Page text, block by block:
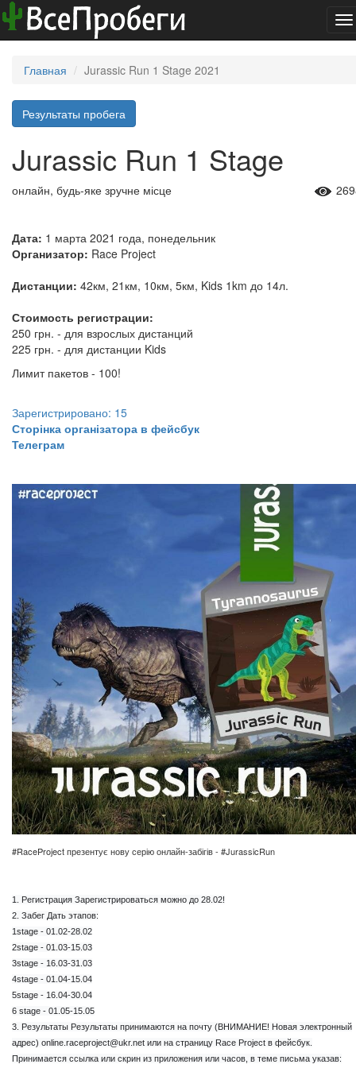
Главная Jurassic Run 1 Stage 2021
Результаты пробега
Jurassic Run 1 Stage
онлайн, будь-яке зручне місце
Дата: 1 марта 2021 года, понедельник
Организатор: Race Project
Дистанции: 42км, 21км, 10км, 5км, Kids 1km до 14л.
Стоимость регистрации:
250 грн. - для взрослых дистанций
225 грн. - для дистанции Kids
Лимит пакетов - 100!
Зарегистрировано: 15
Сторінка організатора в фейсбук
Телеграм
#RaceProject презентує нову серію онлайн-забігів - #JurassicRun
1. Регистрация Зарегистрироваться можно до 28.02!
2. Забег Дать этапов:
1stage - 01.02-28.02
2stage - 01.03-15.03
3stage - 16.03-31.03
4stage - 01.04-15.04
5stage - 16.04-30.04
6 stage - 01.05-15.05
3. Результаты Результаты принимаются на почту (ВНИМАНИЕ! Новая электронный
адрес) online.raceproject@ukr.net или на страницу Race Project в фейсбук.
Принимается ссылка или скрин из приложения или часов, в теме письма указав: